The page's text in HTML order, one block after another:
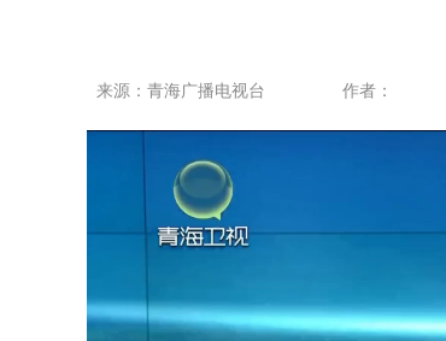
来源：青海广播电视台 作者：